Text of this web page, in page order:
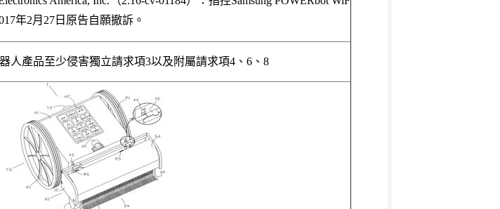
年2月27日原告自願撤訴。
人產品至少侵害獨立請求項3以及附屬請求項4、6、8